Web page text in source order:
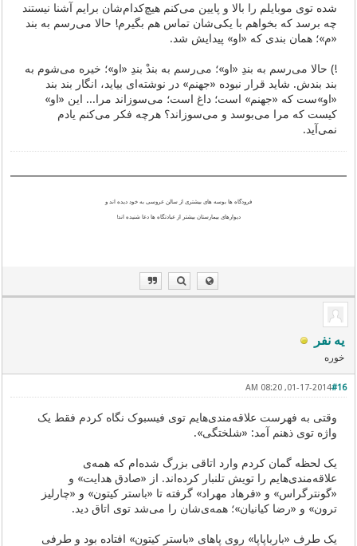
شده توی موبایلم را بالا و پایین می‌کنم هیچ‌کدام‌شان برایم آشنا نیستند
چه برسد که بخواهم با یکی‌شان تماس هم بگیرم! حالا می‌رسم به بند
«م»؛ همان بندی که «او» پیدایش شد.
!) حالا می‌رسم به بندِ «او»؛ می‌رسم به بندْ بندِ «او»؛ خیره می‌شوم به
بند بندش. شاید قرار نبوده «جهنم» در نوشته‌ای بیاید، انگار بند بند
«او»‌ست که «جهنم» است؛ داغ است؛ می‌سوزاند مرا... این «او»
کیست که مرا می‌بوسد و می‌سوزاند؟ هرچه فکر می‌کنم یادم
نمی‌آید.
فرودگاه ها بوسه های بیشتری از سالن عروسی به خود دیده اند و
دیوارهای بیمارستان بیشتر از عبادتگاه ها دعا شنیده اند!
یه نفر
خوره
#16
01-17-2014, 08:20 AM
وقتی به فهرست علاقه‌مندی‌هایم توی فیسبوک نگاه کردم فقط یک
واژه توی ذهنم آمد: «شلختگی».
یک لحظه گمان کردم وارد اتاقی بزرگ شده‌ام که همه‌ی
علاقه‌مندی‌هایم را تویش تلنبار کرده‌اند. از «صادق هدایت» و
«گونترگراس» و «فرهاد مهراد» گرفته تا «باستر کیتون» و «چارلیز
ترون» و «رضا کیانیان»؛ همه‌ی‌شان را می‌شد توی اتاق دید.
یک طرف «بارباپاپا» روی پاهای «باستر کیتون» افتاده بود و طرفی